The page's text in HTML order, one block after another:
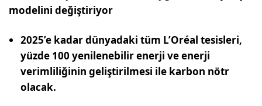
modelini değiştiriyor
2025’e kadar dünyadaki tüm L’Oréal tesisleri,
yüzde 100 yenilenebilir enerji ve enerji
verimliliğinin geliştirilmesi ile karbon nötr
olacak.